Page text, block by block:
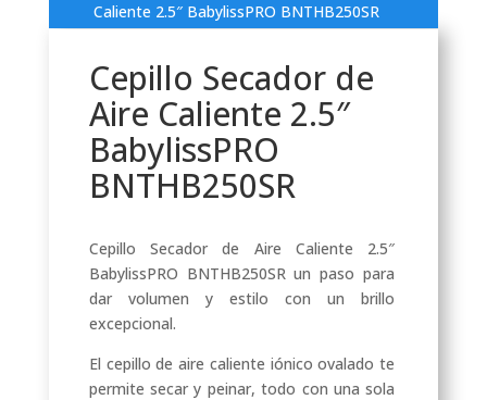
Caliente 2.5″ BabylissPRO BNTHB250SR
Cepillo Secador de
Aire Caliente 2.5″
BabylissPRO
BNTHB250SR
Cepillo Secador de Aire Caliente 2.5″
BabylissPRO BNTHB250SR un paso para
dar volumen y estilo con un brillo
excepcional.
El cepillo de aire caliente iónico ovalado te
permite secar y peinar, todo con una sola